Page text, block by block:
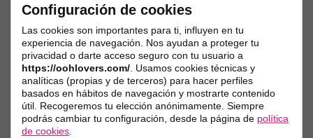
Configuración de cookies
Las cookies son importantes para ti, influyen en tu
experiencia de navegación. Nos ayudan a proteger tu
privacidad o darte acceso seguro con tu usuario a
https://oohlovers.com/. Usamos cookies técnicas y
analíticas (propias y de terceros) para hacer perfiles
basados en hábitos de navegación y mostrarte contenido
útil. Recogeremos tu elección anónimamente. Siempre
podrás cambiar tu configuración, desde la página de política
de cookies.